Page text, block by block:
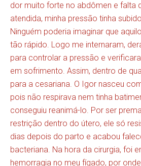
dor muito forte no abdômen e falta
atendida, minha pressão tinha
Ninguém poderia imaginar que
tão rápido. Logo me internaram,
para controlar a pressão e
em sofrimento. Assim, dentro de
para a cesariana. O Igor nasceu
pois não respirava nem tinha
conseguiu reanimá-lo. Por ser
restrição dentro do útero, ele só
dias depois do parto e acabou
bacteriana. Na hora da cirurgia, foi
hemorragia no meu fígado, por